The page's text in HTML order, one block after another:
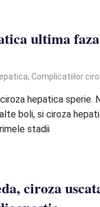
ultima
, Complicatiilor
hepatica sperie.
boli, si ciroza
stadii
ciroza